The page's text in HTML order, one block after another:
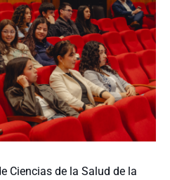
Ciencias de la Salud de la